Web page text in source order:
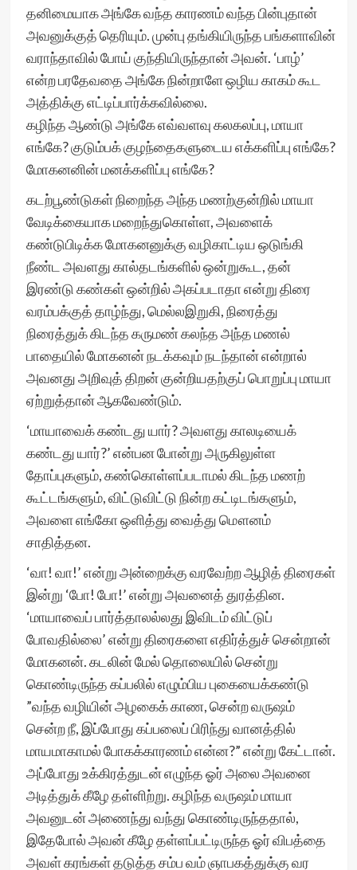
தனிமையாக அங்கே வந்த காரணம் வந்த பின்புதான்
அவனுக்குத் தெரியும். முன்பு தங்கியிருந்த பங்களாவின்
வராந்தாவில் போய் குந்தியிருந்தான் அவன். ‘பாழ்’
என்ற பரதேவதை அங்கே நின்றாளே ஒழிய காகம் கூட
அத்திக்கு எட்டிப்பார்க்கவில்லை.
கழிந்த ஆண்டு அங்கே எவ்வளவு கலகலப்பு, மாயா
எங்கே? குடும்பக் குழந்தைகளுடைய எக்களிப்பு எங்கே?
மோகனனின் மனக்களிப்பு எங்கே?
கடற்பூண்டுகள் நிறைந்த அந்த மணற்குன்றில் மாயா
வேடிக்கையாக மறைந்துகொள்ள, அவளைக்
கண்டுபிடிக்க மோகனனுக்கு வழிகாட்டிய ஒடுங்கி
நீண்ட அவளது கால்தடங்களில் ஒன்றுகூட, தன்
இரண்டு கண்கள் ஒன்றில் அகப்படாதா என்று திரை
வரம்பக்குத் தாழ்ந்து, மெல்லஇறுகி, நிரைத்து
நிரைத்துக் கிடந்த கருமண் கலந்த அந்த மணல்
பாதையில் மோகனன் நடக்கவும் நடந்தான் என்றால்
அவனது அறிவுத் திறன் குன்றியதற்குப் பொறுப்பு மாயா
ஏற்றுத்தான் ஆகவேண்டும்.
‘மாயாவைக் கண்டது யார்? அவளது காலடியைக்
கண்டது யார்?’ என்பன போன்று அருகிலுள்ள
தோப்புகளும், கண்கொள்ளப்படாமல் கிடந்த மணற்
கூட்டங்களும், விட்டுவிட்டு நின்ற கட்டிடங்களும்,
அவளை எங்கோ ஒளித்து வைத்து மௌனம்
சாதித்தன.
‘வா! வா!’ என்று அன்றைக்கு வரவேற்ற ஆழித் திரைகள்
இன்று ‘போ! போ!’ என்று அவனைத் துரத்தின.
‘மாயாவைப் பார்த்தாலல்லது இவிடம் விட்டுப்
போவதில்லை’ என்று திரைகளை எதிர்த்துச் சென்றான்
மோகனன். கடலின் மேல் தொலையில் சென்று
கொண்டிருந்த கப்பலில் எழும்பிய புகையைக்கண்டு
”வந்த வழியின் அழகைக் காண, சென்ற வருஷம்
சென்ற நீ, இப்போது கப்பலைப் பிரிந்து வானத்தில்
மாயமாகாமல் போகக்காரணம் என்ன?” என்று கேட்டான்.
அப்போது உக்கிரத்துடன் எழுந்த ஓர் அலை அவனை
அடித்துக் கீழே தள்ளிற்று. கழிந்த வருஷம் மாயா
அவனுடன் அணைந்து வந்து கொண்டிருந்ததால்,
இதேபோல் அவன் கீழே தள்ளப்பட்டிருந்த ஓர் விபத்தை
அவள் கரங்கள் தடுத்த சம்ப வம் ஞாபகத்துக்கு வர